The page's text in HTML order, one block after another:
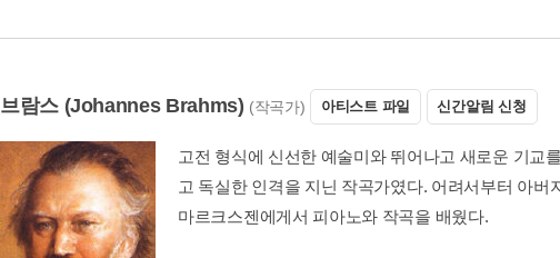
브람스 (Johannes Brahms) (작곡가) 아티스트 파일 신간알림 신청
고전 형식에 신선한 예술미와 뛰어나고 새로운 기교
고 독실한 인격을 지닌 작곡가였다. 어려서부터 아
마르크스젠에게서 피아노와 작곡을 배웠다.